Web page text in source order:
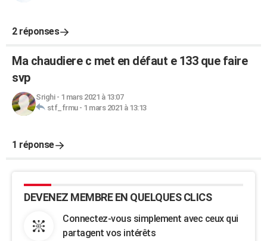
2 réponses
Ma chaudiere c met en défaut e 133 que faire
svp
Srighi- 1 mars 2021 à 13:07
stf_frmu- 1 mars 2021 à 13:13
1 réponse
DEVENEZ MEMBRE EN QUELQUES CLICS
Connectez-vous simplement avec ceux qui
partagent vos intérêts